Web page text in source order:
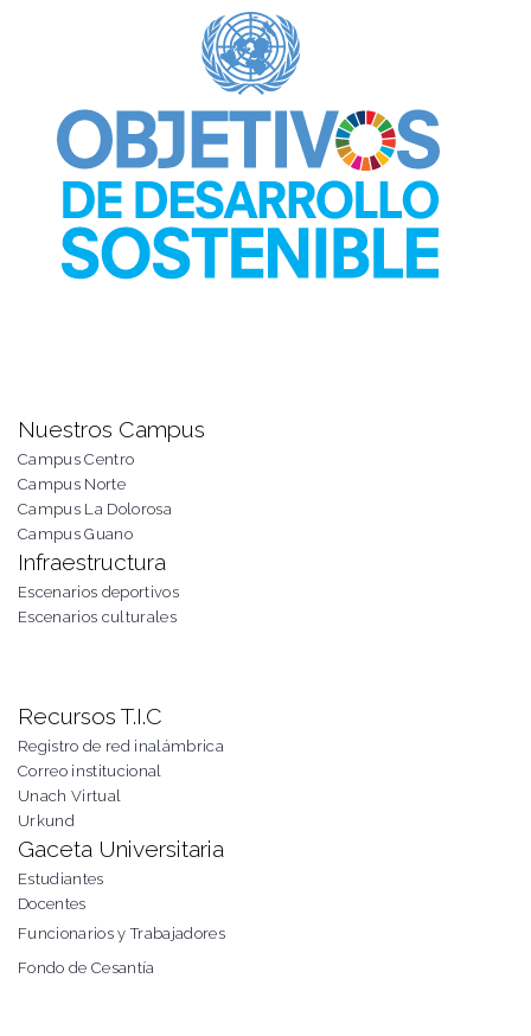
Nuestros Campus
Campus Centro
Campus Norte
Campus La Dolorosa
Campus Guano
Infraestructura
Escenarios deportivos
Escenarios culturales
Recursos T.I.C
Registro de red inalámbrica
Correo institucional
Unach Virtual
Urkund
Gaceta Universitaria
Estudiantes
Docentes
Funcionarios y Trabajadores
Fondo de Cesantía